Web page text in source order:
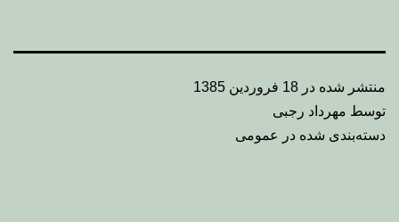
منتشر شده در 18 فروردین 1385
توسط مهرداد رجبی
دسته‌بندی شده در
عمومی